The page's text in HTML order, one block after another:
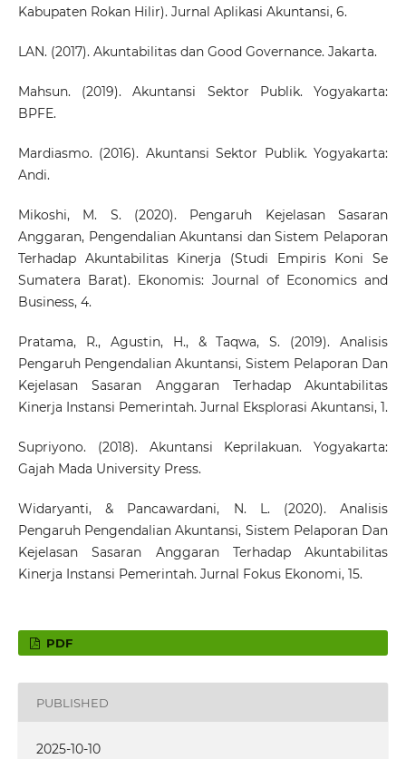
Kabupaten Rokan Hilir). Jurnal Aplikasi Akuntansi, 6.
LAN. (2017). Akuntabilitas dan Good Governance. Jakarta.
Mahsun. (2019). Akuntansi Sektor Publik. Yogyakarta:
BPFE.
Mardiasmo. (2016). Akuntansi Sektor Publik. Yogyakarta:
Andi.
Mikoshi, M. S. (2020). Pengaruh Kejelasan Sasaran
Anggaran, Pengendalian Akuntansi dan Sistem Pelaporan
Terhadap Akuntabilitas Kinerja (Studi Empiris Koni Se
Sumatera Barat). Ekonomis: Journal of Economics and
Business, 4.
Pratama, R., Agustin, H., & Taqwa, S. (2019). Analisis
Pengaruh Pengendalian Akuntansi, Sistem Pelaporan Dan
Kejelasan Sasaran Anggaran Terhadap Akuntabilitas
Kinerja Instansi Pemerintah. Jurnal Eksplorasi Akuntansi, 1.
Supriyono. (2018). Akuntansi Keprilakuan. Yogyakarta:
Gajah Mada University Press.
Widaryanti, & Pancawardani, N. L. (2020). Analisis
Pengaruh Pengendalian Akuntansi, Sistem Pelaporan Dan
Kejelasan Sasaran Anggaran Terhadap Akuntabilitas
Kinerja Instansi Pemerintah. Jurnal Fokus Ekonomi, 15.
PDF
PUBLISHED
2025-10-10